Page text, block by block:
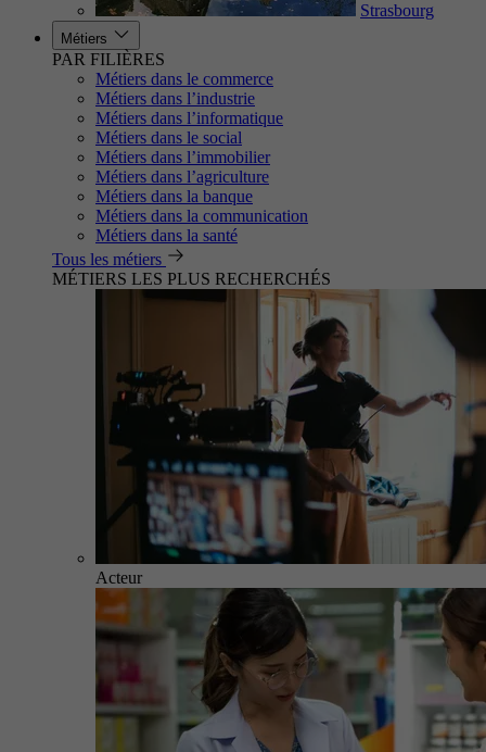
Strasbourg
Métiers
PAR FILIÈRES
Métiers dans le commerce
Métiers dans l’industrie
Métiers dans l’informatique
Métiers dans le social
Métiers dans l’immobilier
Métiers dans l’agriculture
Métiers dans la banque
Métiers dans la communication
Métiers dans la santé
Tous les métiers
MÉTIERS LES PLUS RECHERCHÉS
Acteur